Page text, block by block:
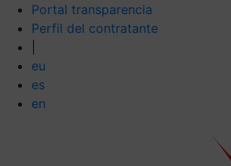
Portal transparencia
Perfil del contratante
eu
es
en